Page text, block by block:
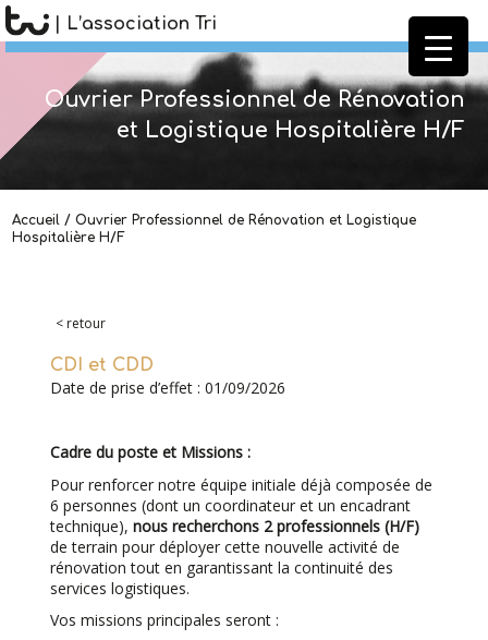
| L’association Tri
Ouvrier Professionnel de Rénovation
et Logistique Hospitalière H/F
Accueil /Ouvrier Professionnel de Rénovation et Logistique
Hospitalière H/F
< retour
CDI et CDD
Date de prise d’effet : 01/09/2026
Cadre du poste et Missions :
Pour renforcer notre équipe initiale déjà composée de
6 personnes (dont un coordinateur et un encadrant
technique),nous recherchons 2 professionnels (H/F)
de terrain pour déployer cette nouvelle activité de
rénovation tout en garantissant la continuité des
services logistiques.
Vos missions principales seront :